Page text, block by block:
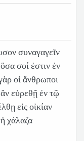
συναγαγεῖν
σοί ἐστιν ἐν
οἱ ἄνθρωποι
εὑρεθῇ ἐν τῷ
εἰς οἰκίαν
χάλαζα